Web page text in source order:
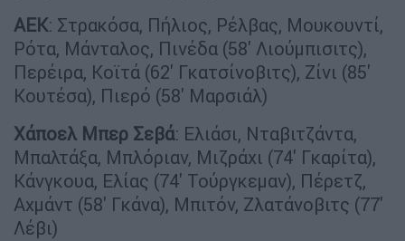
ΑΕΚ: Στρακόσα, Πήλιος, Ρέλβας, Μουκουντί,
Ρότα, Μάνταλος, Πινέδα (58' Λιούμπισιτς),
Περέιρα, Κοϊτά (62' Γκατσίνοβιτς), Ζίνι (85'
Κουτέσα), Πιερό (58' Μαρσιάλ)
Χάποελ Μπερ Σεβά: Ελιάσι, Νταβιτζάντα,
Μπαλτάξα, Μπλόριαν, Μιζράχι (74' Γκαρίτα),
Κάνγκουα, Ελίας (74' Τούργκεμαν), Πέρετζ,
Αχμάντ (58' Γκάνα), Μπιτόν, Ζλατάνοβιτς (77'
Λέβι)